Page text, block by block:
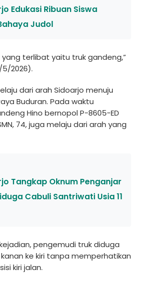
Edukasi Ribuan Siswa
Judol
yang terlibat yaitu truk gandeng,”
5/2026).
dari arah Sidoarjo menuju
Buduran. Pada waktu
Hino bernopol P-8605-ED
74, juga melaju dari arah yang
Tangkap Oknum Penganjar
Cabuli Santriwati Usia 11
pengemudi truk diduga
ke kiri tanpa memperhatikan
kiri jalan.